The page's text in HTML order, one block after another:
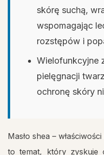
skórę suchą,
wspomagając
rozstępów i
Wielofunkcyjne
pielęgnacji
ochronę skóry
Masło shea –
to temat, który zyskuje